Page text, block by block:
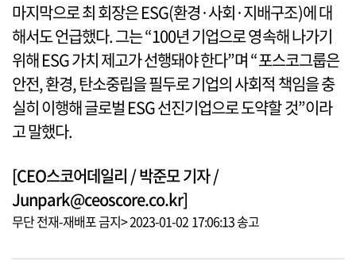
마지막으로 최 회장은 ESG(환경·사회·지배구조)에 대
해서도 언급했다. 그는 “100년 기업으로 영속해 나가기
위해 ESG 가치 제고가 선행돼야 한다”며 “포스코그룹은
안전, 환경, 탄소중립을 필두로 기업의 사회적 책임을 충
실히 이행해 글로벌 ESG 선진기업으로 도약할 것”이라
고 말했다.
[CEO스코어데일리 / 박준모 기자 /
Junpark@ceoscore.co.kr]
무단 전재-재배포 금지> 2023-01-02 17:06:13 송고